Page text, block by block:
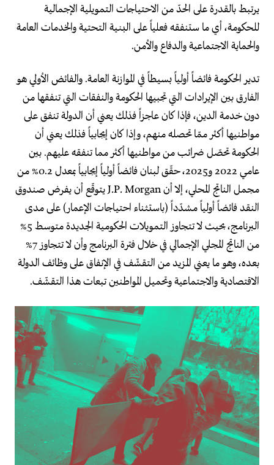
يرتبط بالقدرة على الحدّ من الاحتياجات التمويلية الإجمالية
للحكومة، أي ما ستنفقه فعلياً على البنية التحتية والخدمات العامة
والحماية الاجتماعية والدفاع والأمن.
تدير الحكومة فائضاً أولياً بسيطاً في الموازنة العامة. والفائض الأولي هو
الفارق بين الإيرادات التي تجبيها الحكومة والنفقات التي تنفقها من
دون خدمة الدين، فإذا كان عاجزاً فذلك يعني أن الدولة تنفق على
مواطنيها أكثر ممّا تحصله منهم، وإذا كان إيجابياً فذلك يعني أن
الحكومة تحصّل ضرائب من مواطنيها أكثر مما تنفقه عليهم. بين
عامي 2022 و2025، حقّق لبنان فائضاً أولياً إيجابياً بمعدل 0.2% من
مجمل الناتج المحلي، إلا أن J.P. Morgan يتوقّع أن يفرض صندوق
النقد فائضاً أولياً مشدّداً (باستثناء احتياجات الإعمار) على مدى
البرنامج، بحيث لا تتجاوز التمويلات الحكومية الجديدة متوسط 5%
من الناتج المجلي الإجمالي في خلال فترة البرنامج وأن لا تتجاوز 7%
بعده، وهو ما يعني المزيد من التقشّف في الإنفاق على وظائف الدولة
الاقتصادية والاجتماعية وتحميل المواطنين تبعات هذا التقشّف.